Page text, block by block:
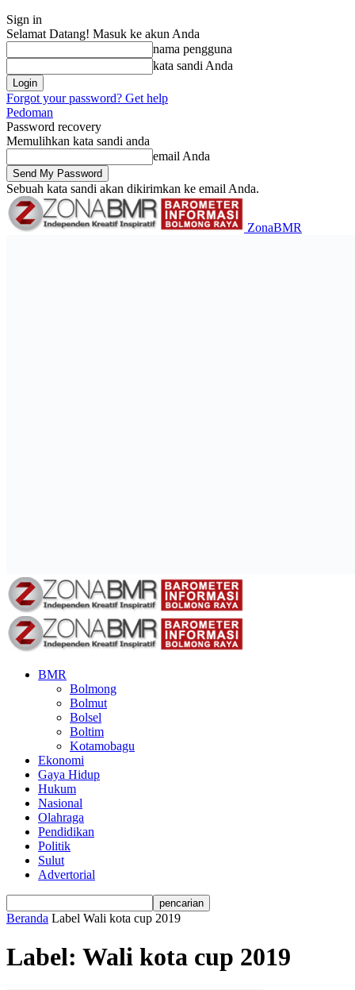
Sign in
Selamat Datang! Masuk ke akun Anda
nama pengguna
kata sandi Anda
Forgot your password? Get help
Pedoman
Password recovery
Memulihkan kata sandi anda
email Anda
Sebuah kata sandi akan dikirimkan ke email Anda.
ZonaBMR
BMR
Bolmong
Bolmut
Bolsel
Boltim
Kotamobagu
Ekonomi
Gaya Hidup
Hukum
Nasional
Olahraga
Pendidikan
Politik
Sulut
Advertorial
Beranda Label Wali kota cup 2019
Label: Wali kota cup 2019